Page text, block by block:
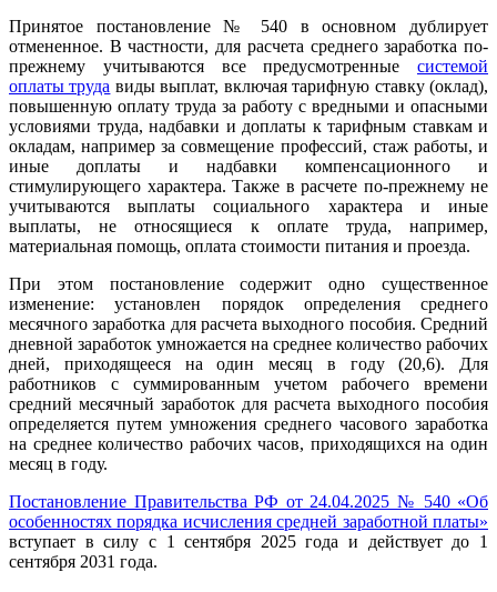
Принятое постановление № 540 в основном дублирует
отмененное. В частности, для расчета среднего заработка по-
прежнему учитываются все предусмотренные системой
оплаты труда виды выплат, включая тарифную ставку (оклад),
повышенную оплату труда за работу с вредными и опасными
условиями труда, надбавки и доплаты к тарифным ставкам и
окладам, например за совмещение профессий, стаж работы, и
иные доплаты и надбавки компенсационного и
стимулирующего характера. Также в расчете по-прежнему не
учитываются выплаты социального характера и иные
выплаты, не относящиеся к оплате труда, например,
материальная помощь, оплата стоимости питания и проезда.
При этом постановление содержит одно существенное
изменение: установлен порядок определения среднего
месячного заработка для расчета выходного пособия. Средний
дневной заработок умножается на среднее количество рабочих
дней, приходящееся на один месяц в году (20,6). Для
работников с суммированным учетом рабочего времени
средний месячный заработок для расчета выходного пособия
определяется путем умножения среднего часового заработка
на среднее количество рабочих часов, приходящихся на один
месяц в году.
Постановление Правительства РФ от 24.04.2025 № 540 «Об
особенностях порядка исчисления средней заработной платы»
вступает в силу с 1 сентября 2025 года и действует до 1
сентября 2031 года.